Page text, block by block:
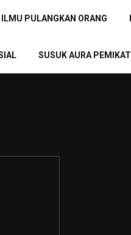
ILMU PULANGKAN ORANG
SUSUK AURA PEMIKAT